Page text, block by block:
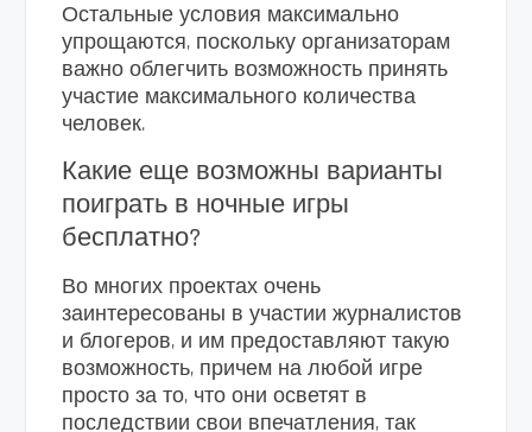
Остальные условия максимально
упрощаются, поскольку организаторам
важно облегчить возможность принять
участие максимального количества
человек.
Какие еще возможны варианты
поиграть в ночные игры
бесплатно?
Во многих проектах очень
заинтересованы в участии журналистов
и блогеров, и им предоставляют такую
возможность, причем на любой игре
просто за то, что они осветят в
последствии свои впечатления, так